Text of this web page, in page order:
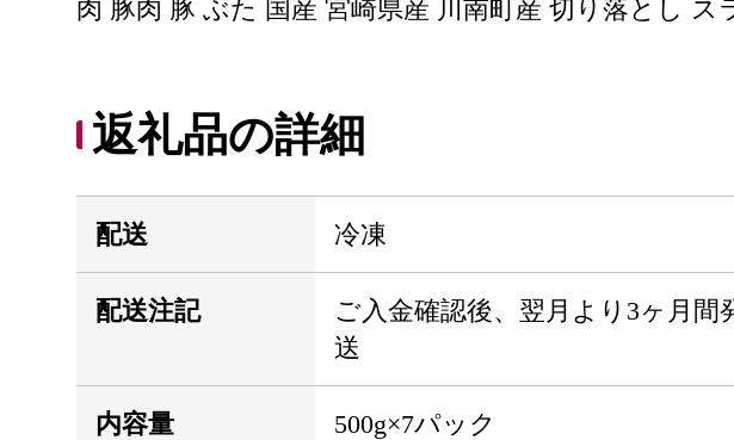
肉 豚肉 豚 ぶた 国産 宮崎県産 川南町産 切り落とし
返礼品の詳細
配送 冷凍
配送注記
ご入金確認後、翌月より3ヶ月間
送
内容量
500g×7パック